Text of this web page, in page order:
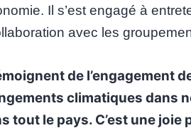
Il s’est engagé à
avec les
de l’engagement
climatiques dans
tout le pays. C’est une joie